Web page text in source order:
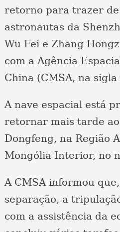
retorno para trazer
astronautas da
Wu Fei e Zhang
com a Agência
China (CMSA, na
A nave espacial está
retornar mais tarde
Dongfeng, na Região
Mongólia Interior, no
A CMSA informou
separação, a
com a assistência da